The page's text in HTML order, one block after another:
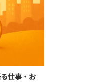
仕事・お